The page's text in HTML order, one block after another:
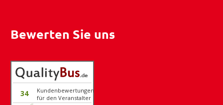
Bewerten Sie uns
34
Kundenbewertungen
für den Veranstalter